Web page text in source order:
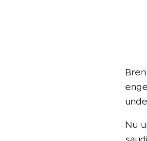
Nu